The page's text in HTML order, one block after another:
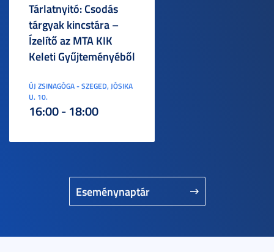
Eseménynaptár
Tárlatnyitó: Csodás
tárgyak kincstára –
Ízelítő az MTA KIK
Keleti Gyűjteményéből
ÚJ ZSINAGÓGA - SZEGED, JÓSIKA
U. 10.
16:00 - 18:00